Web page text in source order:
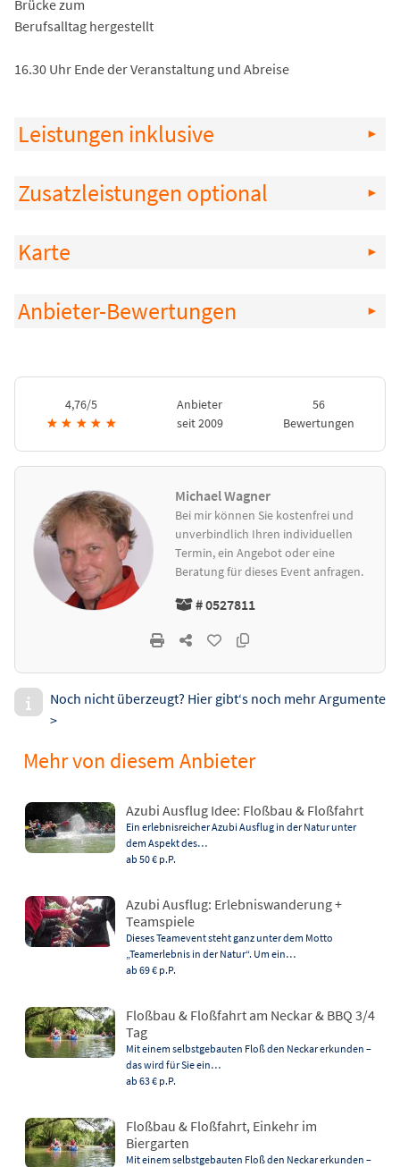
Brücke zum
Berufsalltag hergestellt
16.30 Uhr Ende der Veranstaltung und Abreise
Leistungen inklusive
Zusatzleistungen optional
Karte
Anbieter-Bewertungen
4,76/5
★ ★ ★ ★ ★
Anbieter
seit 2009
56
Bewertungen
Michael Wagner
Bei mir können Sie kostenfrei und
unverbindlich Ihren individuellen
Termin, ein Angebot oder eine
Beratung für dieses Event anfragen.
# 0527811
Noch nicht überzeugt? Hier gibt‘s noch mehr Argumente
>
Mehr von diesem Anbieter
Azubi Ausflug Idee: Floßbau & Floßfahrt
Ein erlebnisreicher Azubi Ausflug in der Natur unter
dem Aspekt des…
ab 50 € p.P.
Azubi Ausflug: Erlebniswanderung +
Teamspiele
Dieses Teamevent steht ganz unter dem Motto
„Teamerlebnis in der Natur“. Um ein…
ab 69 € p.P.
Floßbau & Floßfahrt am Neckar & BBQ 3/4
Tag
Mit einem selbstgebauten Floß den Neckar erkunden –
das wird für Sie ein…
ab 63 € p.P.
Floßbau & Floßfahrt, Einkehr im
Biergarten
Mit einem selbstgebauten Floß den Neckar erkunden –